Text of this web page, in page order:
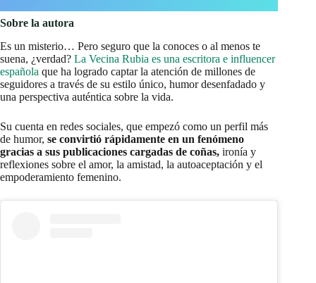
Sobre la autora
Es un misterio… Pero seguro que la conoces o al menos te
suena, ¿verdad? La Vecina Rubia es una escritora e influencer
española que ha logrado captar la atención de millones de
seguidores a través de su estilo único, humor desenfadado y
una perspectiva auténtica sobre la vida.
Su cuenta en redes sociales, que empezó como un perfil más
de humor, se convirtió rápidamente en un fenómeno
gracias a sus publicaciones cargadas de coñas, ironía y
reflexiones sobre el amor, la amistad, la autoaceptación y el
empoderamiento femenino.